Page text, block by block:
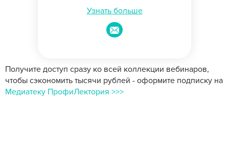
Узнать больше
Получите доступ сразу ко всей коллекции вебинаров,
чтобы сэкономить тысячи рублей - оформите подписку на
Медиатеку ПрофиЛектория >>>